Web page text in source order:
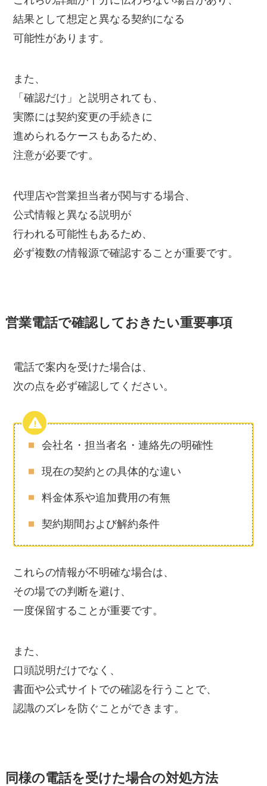
結果として想定と異なる契約になる
可能性があります。
また、
「確認だけ」と説明されても、
実際には契約変更の手続きに
進められるケースもあるため、
注意が必要です。
代理店や営業担当者が関与する場合、
公式情報と異なる説明が
行われる可能性もあるため、
必ず複数の情報源で確認することが重要です。
営業電話で確認しておきたい重要事項
電話で案内を受けた場合は、
次の点を必ず確認してください。
会社名・担当者名・連絡先の明確性
現在の契約との具体的な違い
料金体系や追加費用の有無
契約期間および解約条件
これらの情報が不明確な場合は、
その場での判断を避け、
一度保留することが重要です。
また、
口頭説明だけでなく、
書面や公式サイトでの確認を行うことで、
認識のズレを防ぐことができます。
同様の電話を受けた場合の対処方法